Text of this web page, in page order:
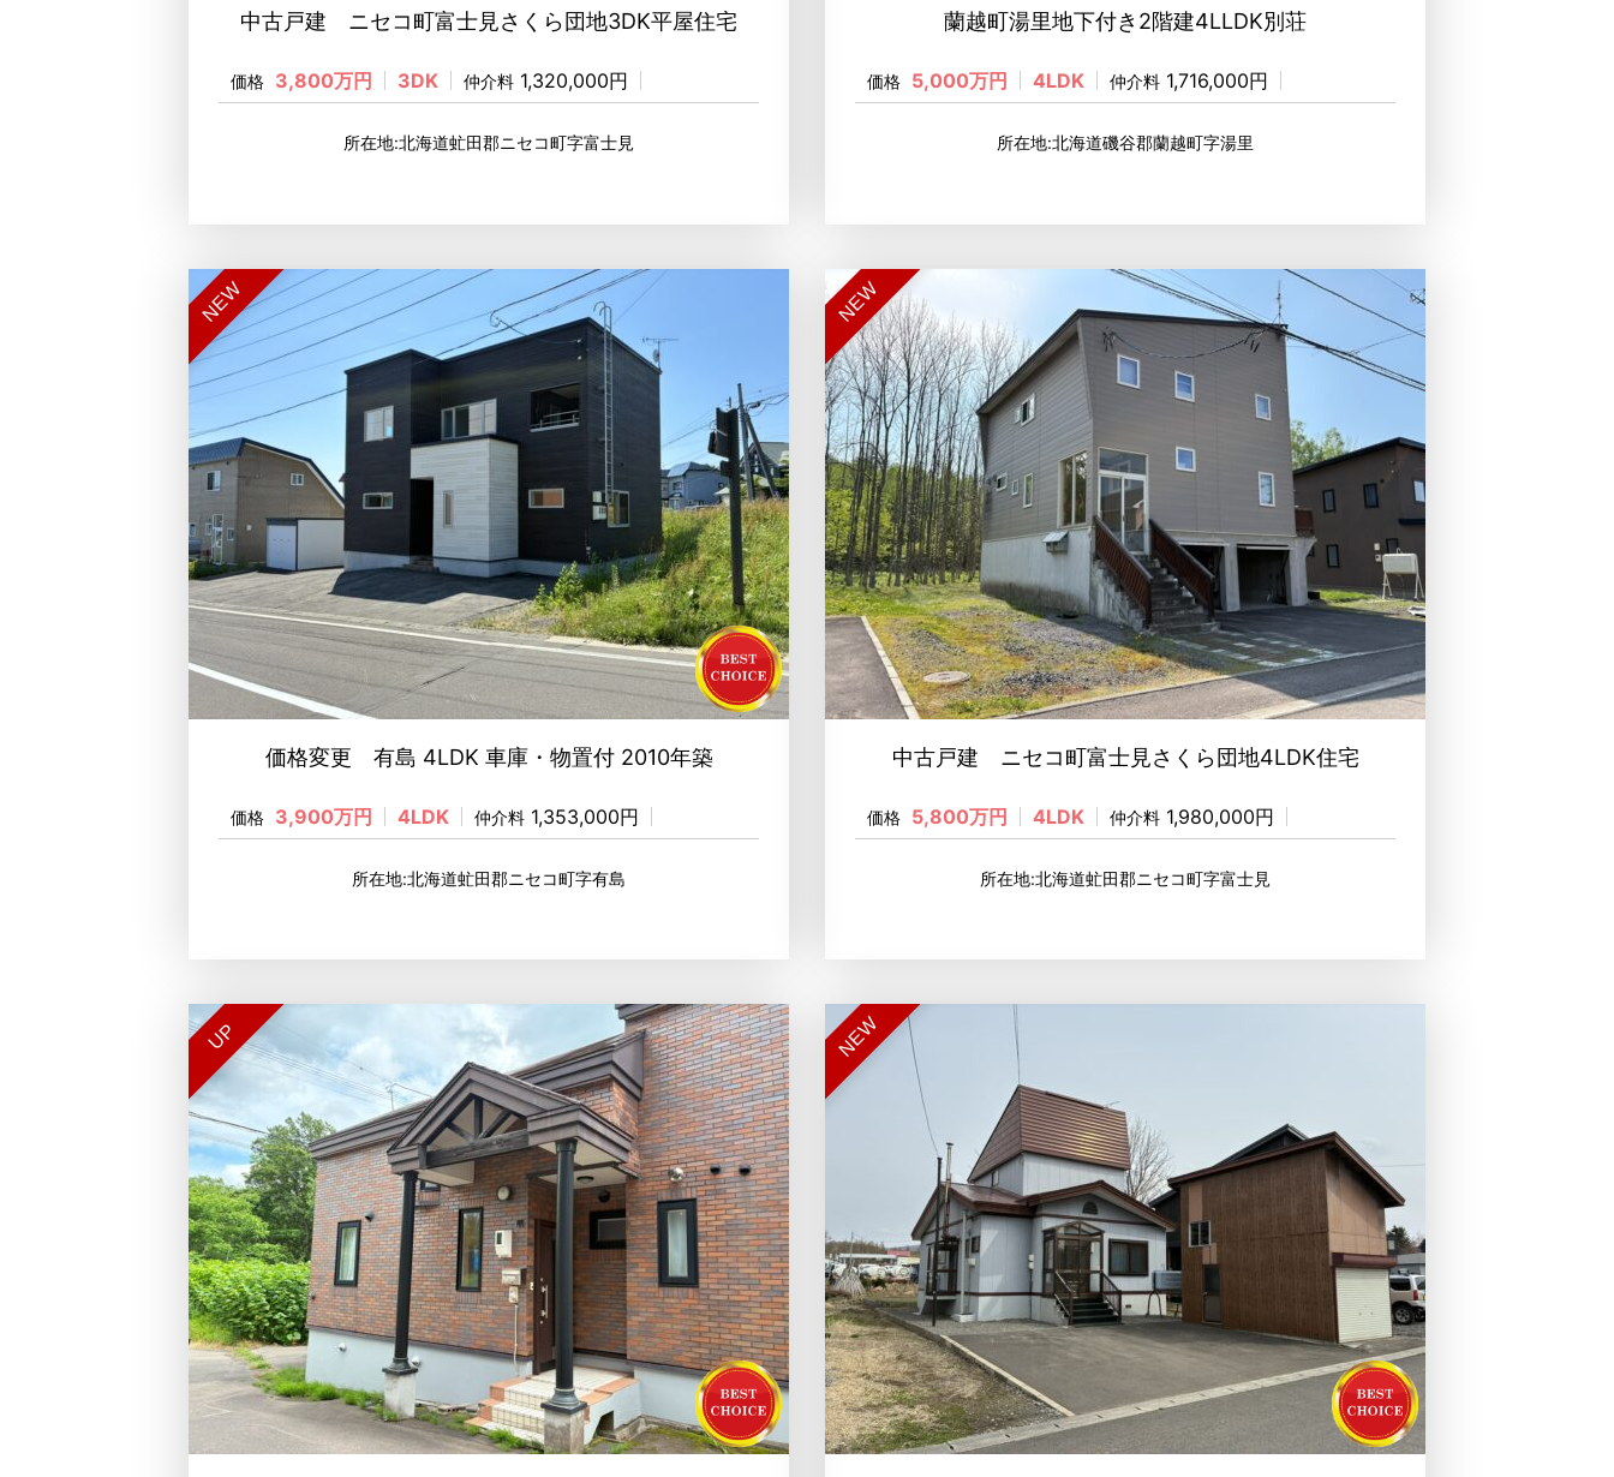
中古戸建 ニセコ町富士見さくら団地3DK平屋住宅
価格 3,800万円 3DK 仲介料 1,320,000円
所在地:北海道虻田郡ニセコ町字富士見
蘭越町湯里地下付き2階建4LLDK別荘
価格 5,000万円 4LDK 仲介料 1,716,000円
所在地:北海道磯谷郡蘭越町字湯里
NEW
価格変更 有島 4LDK 車庫・物置付 2010年築
価格 3,900万円 4LDK 仲介料 1,353,000円
所在地:北海道虻田郡ニセコ町字有島
NEW
中古戸建 ニセコ町富士見さくら団地4LDK住宅
価格 5,800万円 4LDK 仲介料 1,980,000円
所在地:北海道虻田郡ニセコ町字富士見
UP NEW